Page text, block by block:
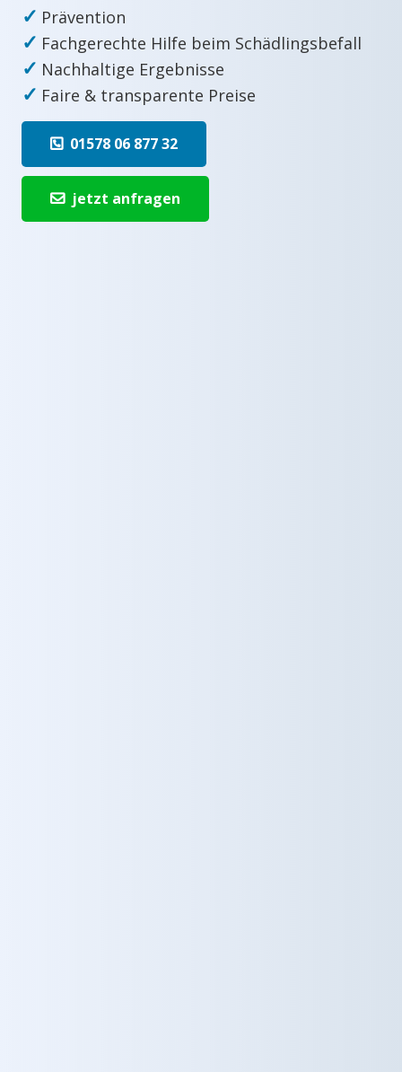
✓ Prävention
✓ Fachgerechte Hilfe beim Schädlingsbefall
✓ Nachhaltige Ergebnisse
✓ Faire & transparente Preise
01578 06 877 32
jetzt anfragen